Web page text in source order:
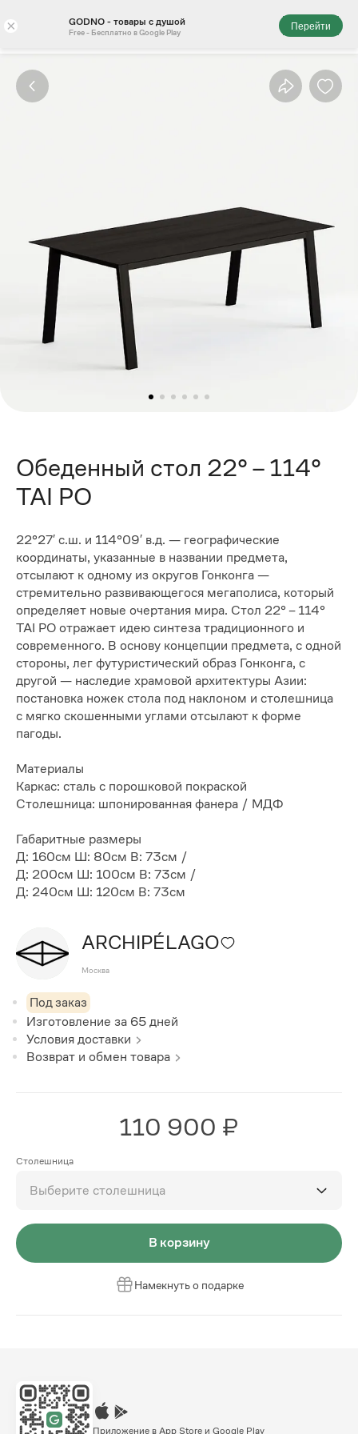
× GODNO - товары с душой
Free - Бесплатно в Google Play
Перейти
Обеденный стол 22° – 114°
TAI PO
22°27′ с.ш. и 114°09′ в.д. — географические
координаты, указанные в названии предмета,
отсылают к одному из округов Гонконга —
стремительно развивающегося мегаполиса, который
определяет новые очертания мира. Стол 22° – 114°
TAI PO отражает идею синтеза традиционного и
современного. В основу концепции предмета, с одной
стороны, лег футуристический образ Гонконга, с
другой — наследие храмовой архитектуры Азии:
постановка ножек стола под наклоном и столешница
с мягко скошенными углами отсылают к форме
пагоды.
Материалы
Каркас: сталь с порошковой покраской
Столешница: шпонированная фанера / МДФ
Габаритные размеры
Д: 160см Ш: 80см В: 73см /
Д: 200см Ш: 100см В: 73см /
Д: 240см Ш: 120см В: 73см
ARCHIPÉLAGO
Москва
Под заказ
Изготовление за 65 дней
Условия доставки
Возврат и обмен товара
110 900 ₽
Столешница
Выберите столешница
В корзину
Намекнуть о подарке
Приложение в App Store и Google Play